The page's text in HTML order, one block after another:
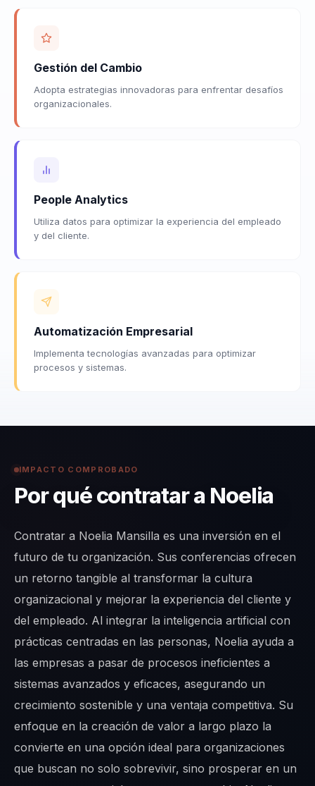
Gestión del Cambio
Adopta estrategias innovadoras para enfrentar desafíos
organizacionales.
People Analytics
Utiliza datos para optimizar la experiencia del empleado
y del cliente.
Automatización Empresarial
Implementa tecnologías avanzadas para optimizar
procesos y sistemas.
IMPACTO COMPROBADO
Por qué contratar a Noelia
Contratar a Noelia Mansilla es una inversión en el
futuro de tu organización. Sus conferencias ofrecen
un retorno tangible al transformar la cultura
organizacional y mejorar la experiencia del cliente y
del empleado. Al integrar la inteligencia artificial con
prácticas centradas en las personas, Noelia ayuda a
las empresas a pasar de procesos ineficientes a
sistemas avanzados y eficaces, asegurando un
crecimiento sostenible y una ventaja competitiva. Su
enfoque en la creación de valor a largo plazo la
convierte en una opción ideal para organizaciones
que buscan no solo sobrevivir, sino prosperar en un